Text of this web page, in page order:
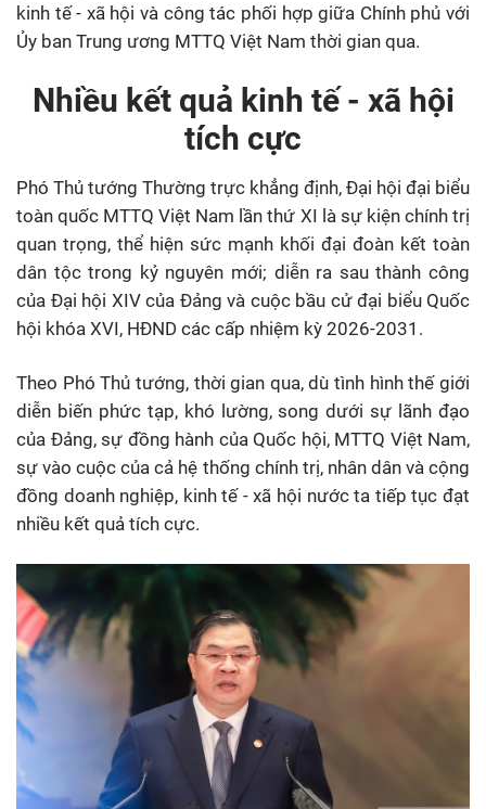
kinh tế - xã hội và công tác phối hợp giữa Chính phủ với
Ủy ban Trung ương MTTQ Việt Nam thời gian qua.
Nhiều kết quả kinh tế - xã hội
tích cực
Phó Thủ tướng Thường trực khẳng định, Đại hội đại biểu
toàn quốc MTTQ Việt Nam lần thứ XI là sự kiện chính trị
quan trọng, thể hiện sức mạnh khối đại đoàn kết toàn
dân tộc trong kỷ nguyên mới; diễn ra sau thành công
của Đại hội XIV của Đảng và cuộc bầu cử đại biểu Quốc
hội khóa XVI, HĐND các cấp nhiệm kỳ 2026-2031.
Theo Phó Thủ tướng, thời gian qua, dù tình hình thế giới
diễn biến phức tạp, khó lường, song dưới sự lãnh đạo
của Đảng, sự đồng hành của Quốc hội, MTTQ Việt Nam,
sự vào cuộc của cả hệ thống chính trị, nhân dân và cộng
đồng doanh nghiệp, kinh tế - xã hội nước ta tiếp tục đạt
nhiều kết quả tích cực.